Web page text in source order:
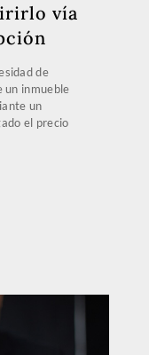
vía
de
un inmueble
un
el precio